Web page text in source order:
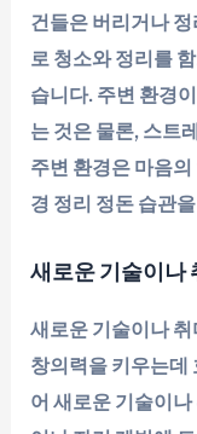
건들은 버리거나
로 청소와 정리를
습니다. 주변 환경
는 것은 물론, 스트
주변 환경은 마음
경 정리 정돈 습관
새로운 기술이나
새로운 기술이나
창의력을 키우는데
어 새로운 기술이